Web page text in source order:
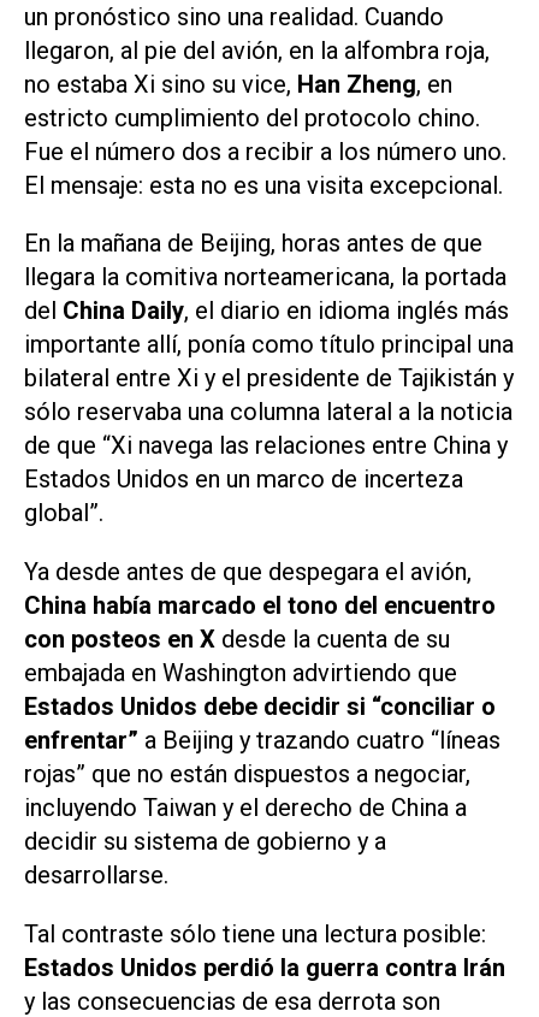
un pronóstico sino una realidad. Cuando
llegaron, al pie del avión, en la alfombra roja,
no estaba Xi sino su vice, Han Zheng, en
estricto cumplimiento del protocolo chino.
Fue el número dos a recibir a los número uno.
El mensaje: esta no es una visita excepcional.
En la mañana de Beijing, horas antes de que
llegara la comitiva norteamericana, la portada
del China Daily, el diario en idioma inglés más
importante allí, ponía como título principal una
bilateral entre Xi y el presidente de Tajikistán y
sólo reservaba una columna lateral a la noticia
de que “Xi navega las relaciones entre China y
Estados Unidos en un marco de incerteza
global”.
Ya desde antes de que despegara el avión,
China había marcado el tono del encuentro
con posteos en X desde la cuenta de su
embajada en Washington advirtiendo que
Estados Unidos debe decidir si “conciliar o
enfrentar” a Beijing y trazando cuatro “líneas
rojas” que no están dispuestos a negociar,
incluyendo Taiwan y el derecho de China a
decidir su sistema de gobierno y a
desarrollarse.
Tal contraste sólo tiene una lectura posible:
Estados Unidos perdió la guerra contra Irán
y las consecuencias de esa derrota son